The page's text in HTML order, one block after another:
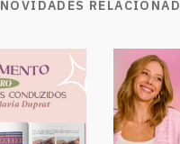
NOVIDADES